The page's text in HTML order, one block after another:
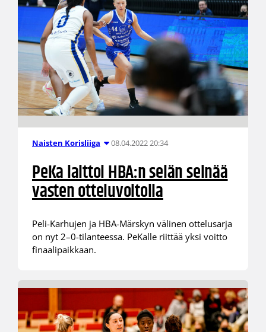
Naisten Korisliiga 08.04.2022 20:34
PeKa laittoi HBA:n selän seinää
vasten otteluvoitolla
Peli-Karhujen ja HBA-Märskyn välinen ottelusarja
on nyt 2–0-tilanteessa. PeKalle riittää yksi voitto
finaalipaikkaan.